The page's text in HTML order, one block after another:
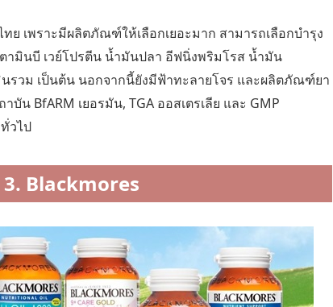
ย เพราะมีผลิตภัณฑ์ให้เลือกเยอะมาก สามารถเลือกบำรุง
ามินบี เวย์โปรตีน น้ำมันปลา อีฟนิ่งพริมโรส น้ำมัน
นรวม เป็นต้น นอกจากนี้ยังมีฟ้าทะลายโจร และผลิตภัณฑ์ยา
น BfARM เยอรมัน, TGA ออสเตรเลีย และ GMP
วไป
3. Blackmores